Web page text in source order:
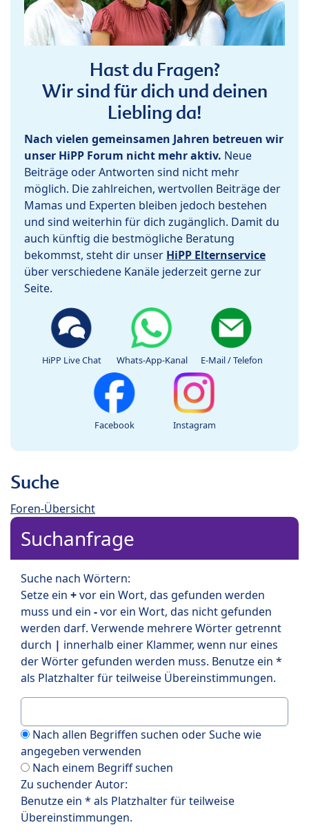
Hast du Fragen?
Wir sind für dich und deinen
Liebling da!
Nach vielen gemeinsamen Jahren betreuen wir
unser HiPP Forum nicht mehr aktiv. Neue
Beiträge oder Antworten sind nicht mehr
möglich. Die zahlreichen, wertvollen Beiträge der
Mamas und Experten bleiben jedoch bestehen
und sind weiterhin für dich zugänglich. Damit du
auch künftig die bestmögliche Beratung
bekommst, steht dir unser HiPP Elternservice
über verschiedene Kanäle jederzeit gerne zur
Seite.
HiPP Live Chat Whats-App-Kanal E-Mail / Telefon
Facebook Instagram
Suche
Foren-Übersicht
Suchanfrage
Suche nach Wörtern:
Setze ein +vor ein Wort, das gefunden werden
muss und ein -vor ein Wort, das nicht gefunden
werden darf. Verwende mehrere Wörter getrennt
durch | innerhalb einer Klammer, wenn nur eines
der Wörter gefunden werden muss. Benutze ein *
als Platzhalter für teilweise Übereinstimmungen.
Nach allen Begriffen suchen oder Suche wie
angegeben verwenden
Nach einem Begriff suchen
Zu suchender Autor:
Benutze ein * als Platzhalter für teilweise
Übereinstimmungen.